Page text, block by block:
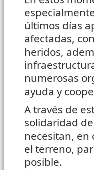
últimos días
afectadas,
heridos,
numerosas
ayuda y
A través de
solidaridad
necesitan, en
el terreno,
posible.